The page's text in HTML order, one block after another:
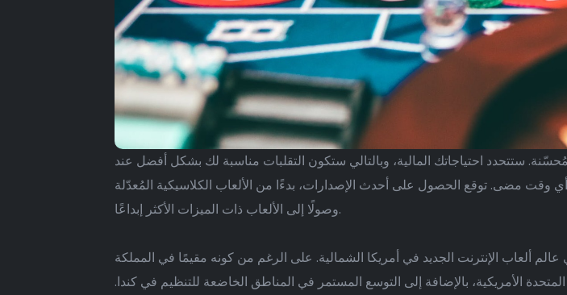
ستتحدد احتياجاتك المالية، وبالتالي ستكون التقلبات مناسبة لك بشكل أفضل عند
وقت مضى. توقع الحصول على أحدث الإصدارات، بدءًا من الألعاب الكلاسيكية المُعدّلة
وصولًا إلى الألعاب ذات الميزات الأكثر إبداعًا.
ألعاب الإنترنت الجديد في أمريكا الشمالية. على الرغم من كونه مقيمًا في المملكة
الأمريكية، بالإضافة إلى التوسع المستمر في المناطق الخاضعة للتنظيم في كندا.